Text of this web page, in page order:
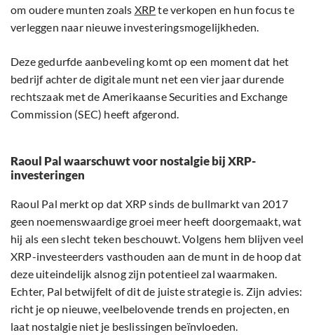
om oudere munten zoals XRPte verkopen en hun focus te
verleggen naar nieuwe investeringsmogelijkheden.
Deze gedurfde aanbeveling komt op een moment dat het
bedrijf achter de digitale munt net een vier jaar durende
rechtszaak met de Amerikaanse Securities and Exchange
Commission (SEC) heeft afgerond.
Raoul Pal waarschuwt voor nostalgie bij XRP-
investeringen
Raoul Pal merkt op dat XRP sinds de bullmarkt van 2017
geen noemenswaardige groei meer heeft doorgemaakt, wat
hij als een slecht teken beschouwt. Volgens hem blijven veel
XRP-investeerders vasthouden aan de munt in de hoop dat
deze uiteindelijk alsnog zijn potentieel zal waarmaken.
Echter, Pal betwijfelt of dit de juiste strategie is. Zijn advies:
richt je op nieuwe, veelbelovende trends en projecten, en
laat nostalgie niet je beslissingen beïnvloeden.